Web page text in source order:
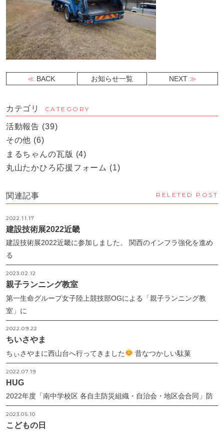
NEXT
お知らせ一覧
BACK
カテゴリ CATEGORY
活動報告 (39)
その他 (6)
まるちゃんの瓦版 (4)
丸山たかひろ応援フォーム (1)
関連記事 RELETED POST
2022.11.17
建設技術展2022近畿
建設技術展2022近畿に参加しました。 関西のインフラ強化を進め
る
2023.02.12
親子ランニング教室
第一生命グループ女子陸上競技部OGによる「親子ランニング教
室」に
2022.09.22
ちいさやま
ちぃさやまに西山台へ行ってきました 昔なつかしい駄菓
2022.07.19
HUG
2022年度「南中学校区 各自主防災組織・自治会・地区会合同」防
2023.05.10
こどもの日